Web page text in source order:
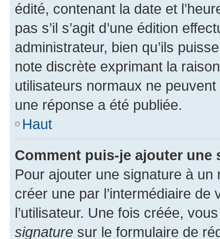
édité, contenant la date et
pas s’il s’agit d’une édition
administrateur, bien qu’ils
note discrète exprimant la
utilisateurs normaux ne
une réponse a été publiée.
Haut
Comment puis-je ajouter une
Pour ajouter une signature à un
créer une par l’intermédiaire
l’utilisateur. Une fois créée,
signature sur le formulaire de